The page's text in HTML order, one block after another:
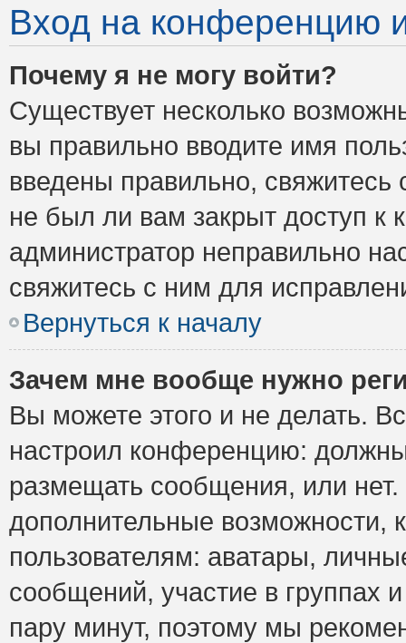
Вход на конференцию
Почему я не могу войти?
Существует несколько
вы правильно вводите имя
введены правильно,
не был ли вам закрыт доступ к
администратор неправильно
свяжитесь с ним для
Вернуться к началу
Зачем мне вообще нужно
Вы можете этого и не делать.
настроил конференцию:
размещать сообщения, или
дополнительные возможности,
пользователям: аватары,
сообщений, участие в группах
пару минут, поэтому мы